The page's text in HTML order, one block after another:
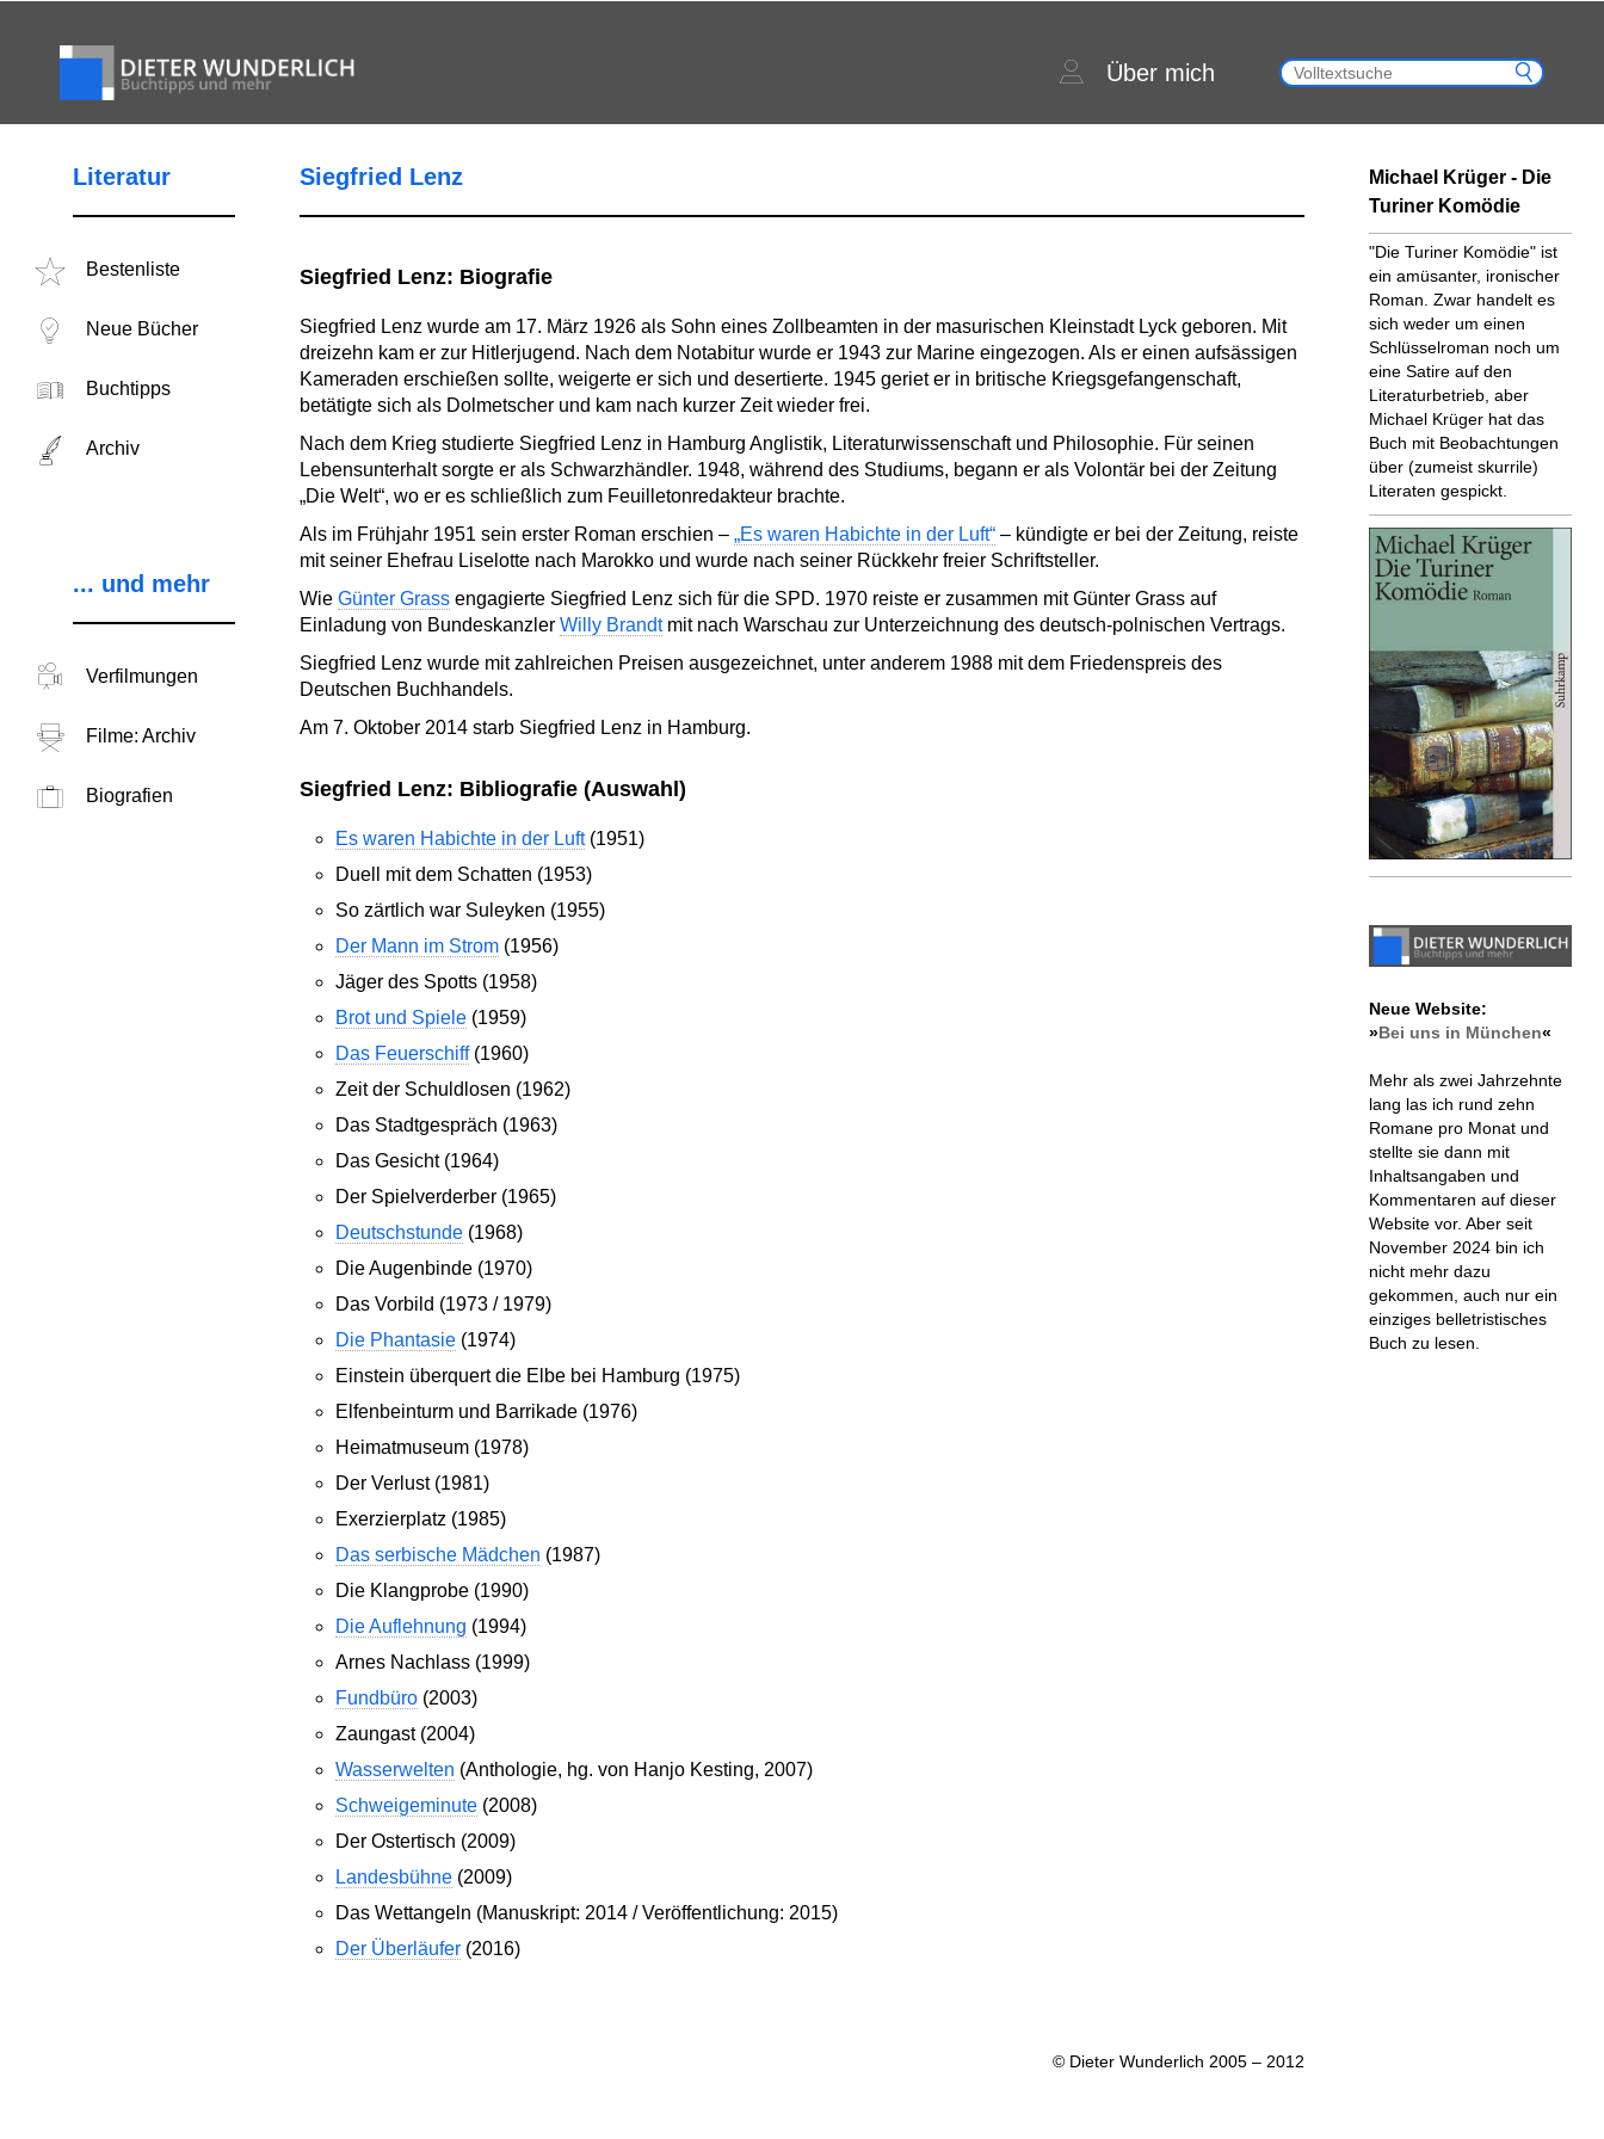
Über mich
Literatur
Bestenliste
Neue Bücher
Buchtipps
Archiv
... und mehr
Verfilmungen
Filme: Archiv
Biografien
Siegfried Lenz
Siegfried Lenz: Biografie
Siegfried Lenz wurde am 17. März 1926 als Sohn eines Zollbeamten in der masurischen Kleinstadt Lyck geboren. Mit
dreizehn kam er zur Hitlerjugend. Nach dem Notabitur wurde er 1943 zur Marine eingezogen. Als er einen aufsässigen
Kameraden erschießen sollte, weigerte er sich und desertierte. 1945 geriet er in britische Kriegsgefangenschaft,
betätigte sich als Dolmetscher und kam nach kurzer Zeit wieder frei.
Nach dem Krieg studierte Siegfried Lenz in Hamburg Anglistik, Literaturwissenschaft und Philosophie. Für seinen
Lebensunterhalt sorgte er als Schwarzhändler. 1948, während des Studiums, begann er als Volontär bei der Zeitung
„Die Welt“, wo er es schließlich zum Feuilletonredakteur brachte.
Als im Frühjahr 1951 sein erster Roman erschien – „Es waren Habichte in der Luft“– kündigte er bei der Zeitung, reiste
mit seiner Ehefrau Liselotte nach Marokko und wurde nach seiner Rückkehr freier Schriftsteller.
Wie Günter Grassengagierte Siegfried Lenz sich für die SPD. 1970 reiste er zusammen mit Günter Grass auf
Einladung von Bundeskanzler Willy Brandtmit nach Warschau zur Unterzeichnung des deutsch-polnischen Vertrags.
Siegfried Lenz wurde mit zahlreichen Preisen ausgezeichnet, unter anderem 1988 mit dem Friedenspreis des
Deutschen Buchhandels.
Am 7. Oktober 2014 starb Siegfried Lenz in Hamburg.
Siegfried Lenz: Bibliografie (Auswahl)
Es waren Habichte in der Luft(1951)
Duell mit dem Schatten (1953)
So zärtlich war Suleyken (1955)
Der Mann im Strom(1956)
Jäger des Spotts (1958)
Brot und Spiele(1959)
Das Feuerschiff(1960)
Zeit der Schuldlosen (1962)
Das Stadtgespräch (1963)
Das Gesicht (1964)
Der Spielverderber (1965)
Deutschstunde(1968)
Die Augenbinde (1970)
Das Vorbild (1973 / 1979)
Die Phantasie(1974)
Einstein überquert die Elbe bei Hamburg (1975)
Elfenbeinturm und Barrikade (1976)
Heimatmuseum (1978)
Der Verlust (1981)
Exerzierplatz (1985)
Das serbische Mädchen (1987)
Die Klangprobe (1990)
Die Auflehnung (1994)
Arnes Nachlass (1999)
Fundbüro(2003)
Zaungast (2004)
Wasserwelten (Anthologie, hg. von Hanjo Kesting, 2007)
Schweigeminute(2008)
Der Ostertisch (2009)
Landesbühne(2009)
Das Wettangeln (Manuskript: 2014 / Veröffentlichung: 2015)
Der Überläufer(2016)
© Dieter Wunderlich 2005 – 2012
Michael Krüger - Die
Turiner Komödie
"Die Turiner Komödie" ist
ein amüsanter, ironischer
Roman. Zwar handelt es
sich weder um einen
Schlüsselroman noch um
eine Satire auf den
Literaturbetrieb, aber
Michael Krüger hat das
Buch mit Beobachtungen
über (zumeist skurrile)
Literaten gespickt.
Neue Website:
»Bei uns in München«
Mehr als zwei Jahrzehnte
lang las ich rund zehn
Romane pro Monat und
stellte sie dann mit
Inhaltsangaben und
Kommentaren auf dieser
Website vor. Aber seit
November 2024 bin ich
nicht mehr dazu
gekommen, auch nur ein
einziges belletristisches
Buch zu lesen.